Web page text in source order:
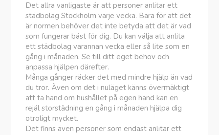
Det allra vanligaste är att personer anlitar ett
städbolag Stockholm varje vecka. Bara för att det
är normen behöver det inte betyda att det är vad
som fungerar bäst för dig. Du kan välja att anlita
ett städbolag varannan vecka eller så lite som en
gång i månaden. Se till ditt eget behov och
anpassa hjälpen därefter.
Många gånger räcker det med mindre hjälp än vad
du tror. Även om det i nuläget känns övermäktigt
att ta hand om hushållet på egen hand kan en
rejäl storstädning en gång i månaden hjälpa dig
otroligt mycket.
Det finns även personer som endast anlitar ett